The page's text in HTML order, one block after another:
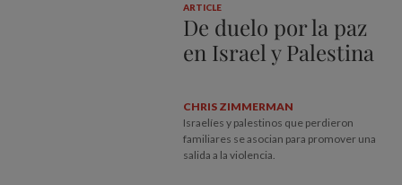
ARTICLE
De duelo por la paz
en Israel y Palestina
CHRIS ZIMMERMAN
Israelíes y palestinos que perdieron
familiares se asocian para promover una
salida a la violencia.